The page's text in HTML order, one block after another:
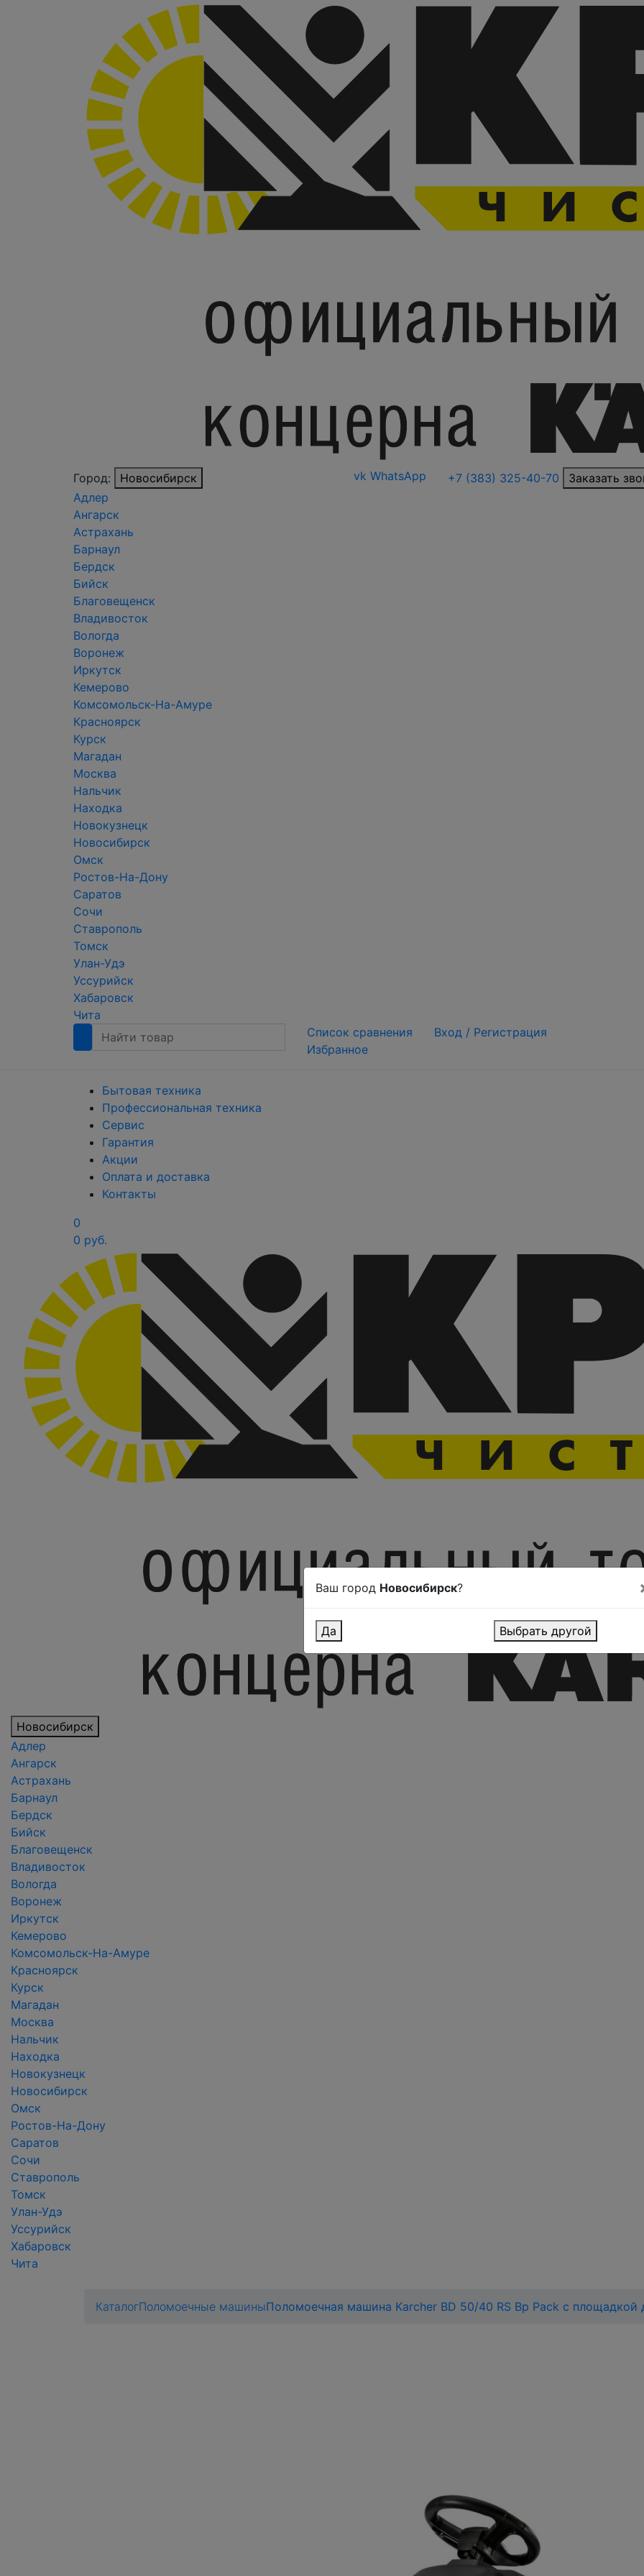
Город:
Новосибирск
Адлер
Ангарск
Астрахань
Барнаул
Бердск
Бийск
Благовещенск
Владивосток
Вологда
Воронеж
Иркутск
Кемерово
Комсомольск-На-Амуре
Красноярск
Курск
Магадан
Москва
Нальчик
Находка
Новокузнецк
Новосибирск
Омск
Ростов-На-Дону
Саратов
Сочи
Ставрополь
Томск
Улан-Удэ
Уссурийск
Хабаровск
Чита
vk WhatsApp +7 (383) 325-40-70 Заказать
Список сравнения
Избранное
Вход / Регистрация
Бытовая техника
Профессиональная техника
Сервис
Гарантия
Акции
Оплата и доставка
Контакты
0
0 руб.
Новосибирск
Адлер
Ангарск
Астрахань
Барнаул
Бердск
Бийск
Благовещенск
Владивосток
Вологда
Воронеж
Иркутск
Кемерово
Комсомольск-На-Амуре
Красноярск
Курск
Магадан
Москва
Нальчик
Находка
Новокузнецк
Новосибирск
Омск
Ростов-На-Дону
Саратов
Сочи
Ставрополь
Томск
Улан-Удэ
Уссурийск
Хабаровск
Чита
КаталогПоломоечные машиныПоломоечная машина Karcher BD 50/40 RS Bp Pack с площадкой
Ваш город Новосибирск?
Да Выбрать другой